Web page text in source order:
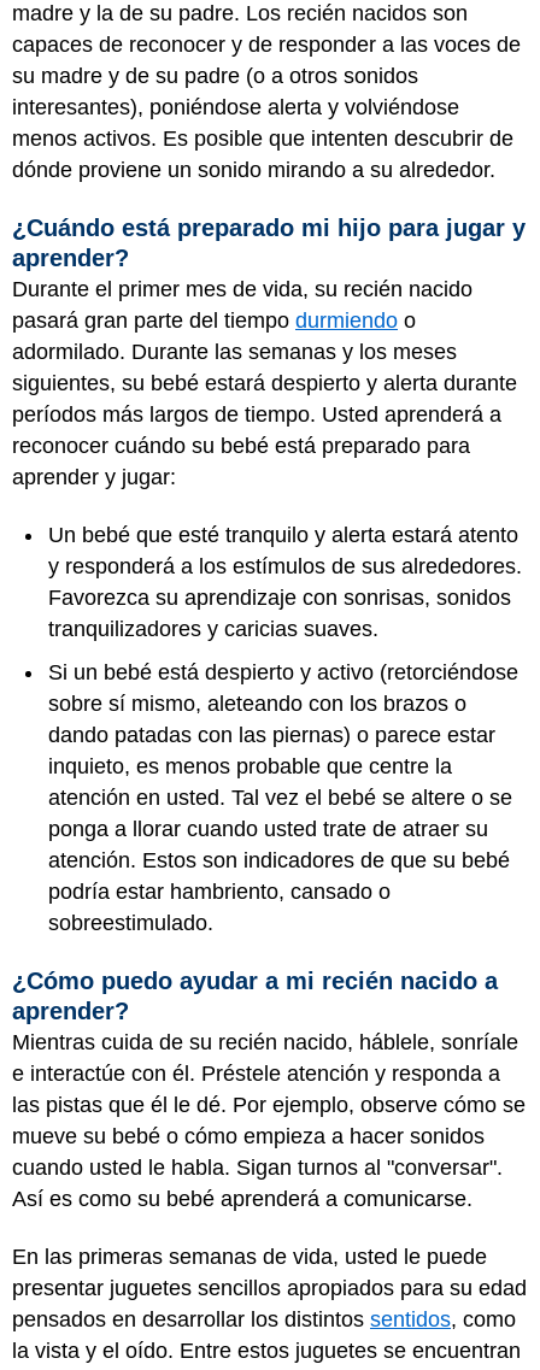
madre y la de su padre. Los recién nacidos son
capaces de reconocer y de responder a las voces de
su madre y de su padre (o a otros sonidos
interesantes), poniéndose alerta y volviéndose
menos activos. Es posible que intenten descubrir de
dónde proviene un sonido mirando a su alrededor.
¿Cuándo está preparado mi hijo para jugar y
aprender?
Durante el primer mes de vida, su recién nacido
pasará gran parte del tiempo durmiendo o
adormilado. Durante las semanas y los meses
siguientes, su bebé estará despierto y alerta durante
períodos más largos de tiempo. Usted aprenderá a
reconocer cuándo su bebé está preparado para
aprender y jugar:
Un bebé que esté tranquilo y alerta estará atento
y responderá a los estímulos de sus alrededores.
Favorezca su aprendizaje con sonrisas, sonidos
tranquilizadores y caricias suaves.
Si un bebé está despierto y activo (retorciéndose
sobre sí mismo, aleteando con los brazos o
dando patadas con las piernas) o parece estar
inquieto, es menos probable que centre la
atención en usted. Tal vez el bebé se altere o se
ponga a llorar cuando usted trate de atraer su
atención. Estos son indicadores de que su bebé
podría estar hambriento, cansado o
sobreestimulado.
¿Cómo puedo ayudar a mi recién nacido a
aprender?
Mientras cuida de su recién nacido, háblele, sonríale
e interactúe con él. Préstele atención y responda a
las pistas que él le dé. Por ejemplo, observe cómo se
mueve su bebé o cómo empieza a hacer sonidos
cuando usted le habla. Sigan turnos al "conversar".
Así es como su bebé aprenderá a comunicarse.
En las primeras semanas de vida, usted le puede
presentar juguetes sencillos apropiados para su edad
pensados en desarrollar los distintos sentidos, como
la vista y el oído. Entre estos juguetes se encuentran